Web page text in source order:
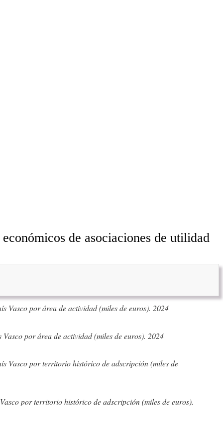
de asociaciones de utilidad
Vasco por área de actividad (miles de euros). 2024
por área de actividad (miles de euros). 2024
Vasco por territorio histórico de adscripción (miles de
por territorio histórico de adscripción (miles de euros).